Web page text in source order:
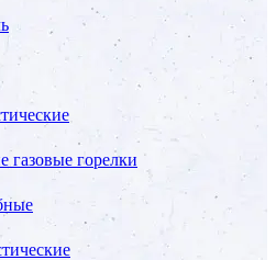
газовые горелки